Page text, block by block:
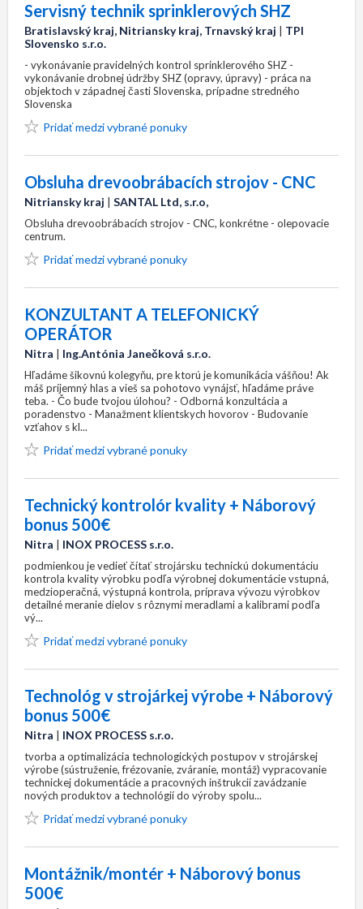
Servisný technik sprinklerových SHZ
Bratislavský kraj, Nitriansky kraj, Trnavský kraj | TPI
Slovensko s.r.o.
- vykonávanie pravidelných kontrol sprinklerového SHZ -
vykonávanie drobnej údržby SHZ (opravy, úpravy) - práca na
objektoch v západnej časti Slovenska, prípadne stredného
Slovenska
Pridať medzi vybrané ponuky
Obsluha drevoobrábacích strojov - CNC
Nitriansky kraj | SANTAL Ltd, s.r.o,
Obsluha drevoobrábacích strojov - CNC, konkrétne - olepovacie
centrum.
Pridať medzi vybrané ponuky
KONZULTANT A TELEFONICKÝ
OPERÁTOR
Nitra | Ing.Antónia Janečková s.r.o.
Hľadáme šikovnú kolegyňu, pre ktorú je komunikácia vášňou! Ak
máš príjemný hlas a vieš sa pohotovo vynájsť, hľadáme práve
teba. - Čo bude tvojou úlohou? - Odborná konzultácia a
poradenstvo - Manažment klientskych hovorov - Budovanie
vzťahov s kl...
Pridať medzi vybrané ponuky
Technický kontrolór kvality + Náborový
bonus 500€
Nitra | INOX PROCESS s.r.o.
podmienkou je vedieť čítať strojársku technickú dokumentáciu
kontrola kvality výrobku podľa výrobnej dokumentácie vstupná,
medzioperačná, výstupná kontrola, príprava vývozu výrobkov
detailné meranie dielov s rôznymi meradlami a kalibrami podľa
vý...
Pridať medzi vybrané ponuky
Technológ v strojárkej výrobe + Náborový
bonus 500€
Nitra | INOX PROCESS s.r.o.
tvorba a optimalizácia technologických postupov v strojárskej
výrobe (sústruženie, frézovanie, zváranie, montáž) vypracovanie
technickej dokumentácie a pracovných inštrukcií zavádzanie
nových produktov a technológií do výroby spolu...
Pridať medzi vybrané ponuky
Montážnik/montér + Náborový bonus
500€